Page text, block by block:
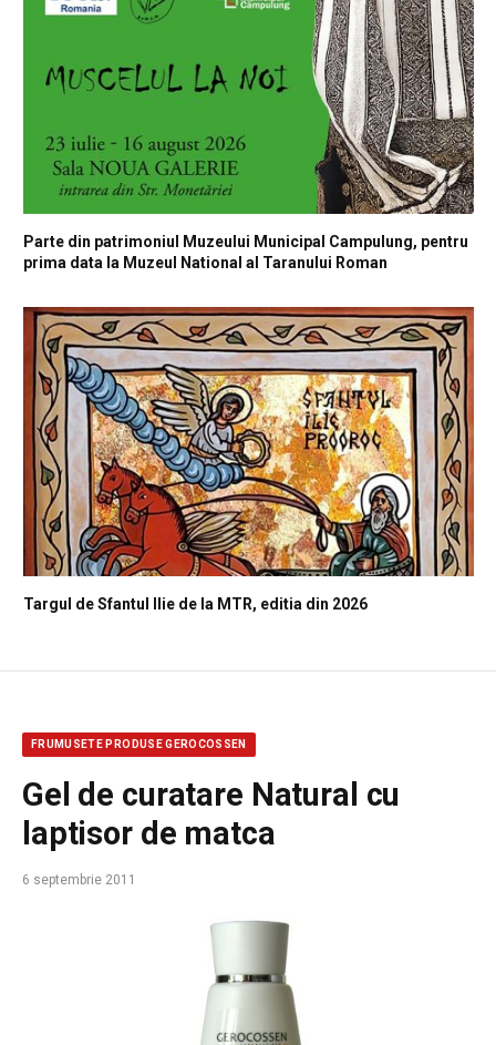
Parte din patrimoniul Muzeului Municipal Campulung, pentru
prima data la Muzeul National al Taranului Roman
Targul de Sfantul Ilie de la MTR, editia din 2026
FRUMUSETE PRODUSE GEROCOSSEN
Gel de curatare Natural cu
laptisor de matca
6 septembrie 2011